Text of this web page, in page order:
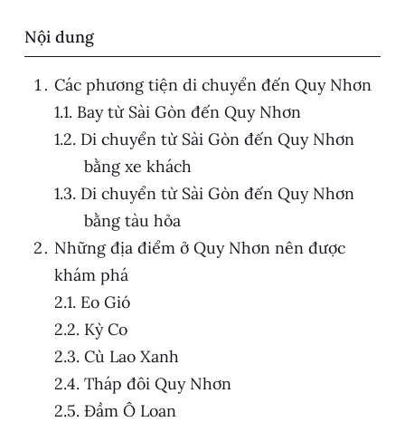
Nội dung
Các phương tiện di chuyển đến Quy Nhơn
Bay từ Sài Gòn đến Quy Nhơn
Di chuyển từ Sài Gòn đến Quy Nhơn
bằng xe khách
Di chuyển từ Sài Gòn đến Quy Nhơn
bằng tàu hỏa
Những địa điểm ở Quy Nhơn nên được
khám phá
Eo Gió
Kỳ Co
Cù Lao Xanh
Tháp đôi Quy Nhơn
Đầm Ô Loan